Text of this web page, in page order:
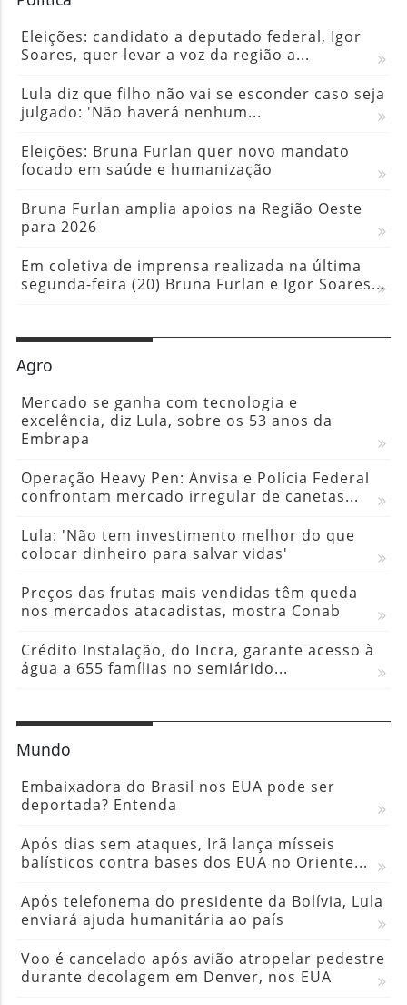
Eleições: candidato a deputado federal, Igor
Soares, quer levar a voz da região a...
Lula diz que filho não vai se esconder caso seja
julgado: 'Não haverá nenhum...
Eleições: Bruna Furlan quer novo mandato
focado em saúde e humanização
Bruna Furlan amplia apoios na Região Oeste
para 2026
Em coletiva de imprensa realizada na última
segunda-feira (20) Bruna Furlan e Igor Soares...
Agro
Mercado se ganha com tecnologia e
excelência, diz Lula, sobre os 53 anos da
Embrapa
Operação Heavy Pen: Anvisa e Polícia Federal
confrontam mercado irregular de canetas...
Lula: 'Não tem investimento melhor do que
colocar dinheiro para salvar vidas'
Preços das frutas mais vendidas têm queda
nos mercados atacadistas, mostra Conab
Crédito Instalação, do Incra, garante acesso à
água a 655 famílias no semiárido...
Mundo
Embaixadora do Brasil nos EUA pode ser
deportada? Entenda
Após dias sem ataques, Irã lança mísseis
balísticos contra bases dos EUA no Oriente...
Após telefonema do presidente da Bolívia, Lula
enviará ajuda humanitária ao país
Voo é cancelado após avião atropelar pedestre
durante decolagem em Denver, nos EUA